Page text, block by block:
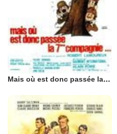
Mais où est donc passée la septième compagnie?